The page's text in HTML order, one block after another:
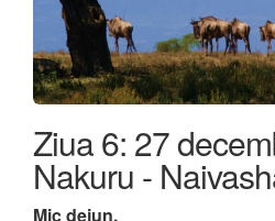
Ziua 6: 27
Nakuru -
Mic dejun.